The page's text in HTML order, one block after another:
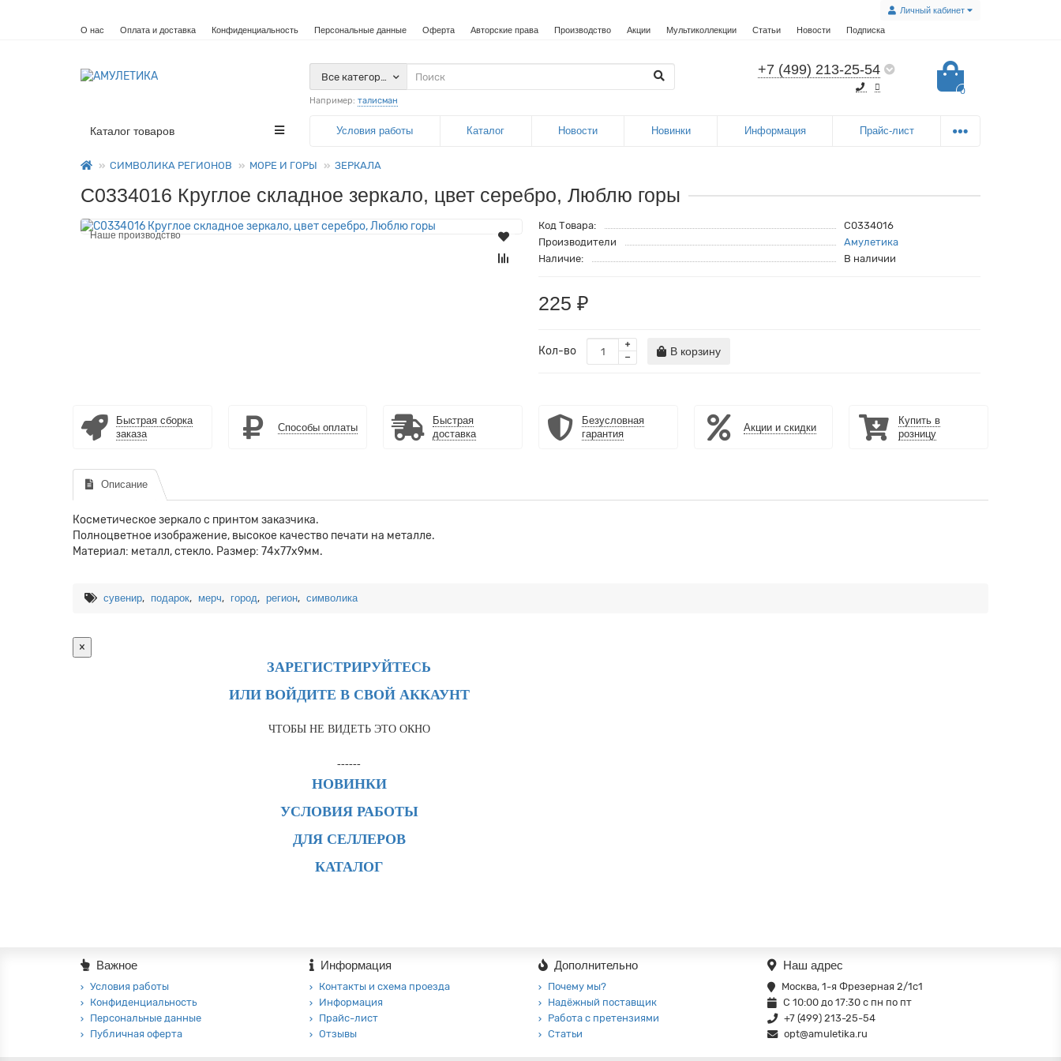
Личный кабинет
О нас Оплата и доставка Конфиденциальность Персональные данные Оферта Авторские права Производство Акции Мультиколлекции Статьи Новости Подписка
+7 (499) 213-25-54
0
Все категории
Например: талисман
Каталог товаров Условия работы Каталог Новости Новинки Информация Прайс-лист
СИМВОЛИКА РЕГИОНОВ МОРЕ И ГОРЫ ЗЕРКАЛА
C0334016 Круглое складное зеркало, цвет серебро, Люблю горы
Наше производство
Код Товара:
C0334016
Производители
Амулетика
Наличие:
В наличии
225 ₽
Кол-во В корзину
Быстрая сборка
заказа
Способы оплаты
Быстрая
доставка
Безусловная
гарантия
Акции и скидки
Купить в
розницу
Описание
Косметическое зеркало с принтом заказчика.
Полноцветное изображение, высокое качество печати на металле.
Материал: металл, стекло. Размер: 74х77х9мм.
сувенир, подарок, мерч, город, регион, символика
×
ЗАРЕГИСТРИРУЙТЕСЬ
ИЛИ ВОЙДИТЕ В СВОЙ АККАУНТ
ЧТОБЫ НЕ ВИДЕТЬ ЭТО ОКНО
------
НОВИНКИ
УСЛОВИЯ РАБОТЫ
ДЛЯ СЕЛЛЕРОВ
КАТАЛОГ
Важное
Условия работы
Конфиденциальность
Персональные данные
Публичная оферта
Информация
Контакты и схема проезда
Информация
Прайс-лист
Отзывы
Дополнительно
Почему мы?
Надёжный поставщик
Работа с претензиями
Статьи
Наш адрес
Москва, 1-я Фрезерная 2/1с1
С 10:00 до 17:30 с пн по пт
+7 (499) 213-25-54
opt@amuletika.ru